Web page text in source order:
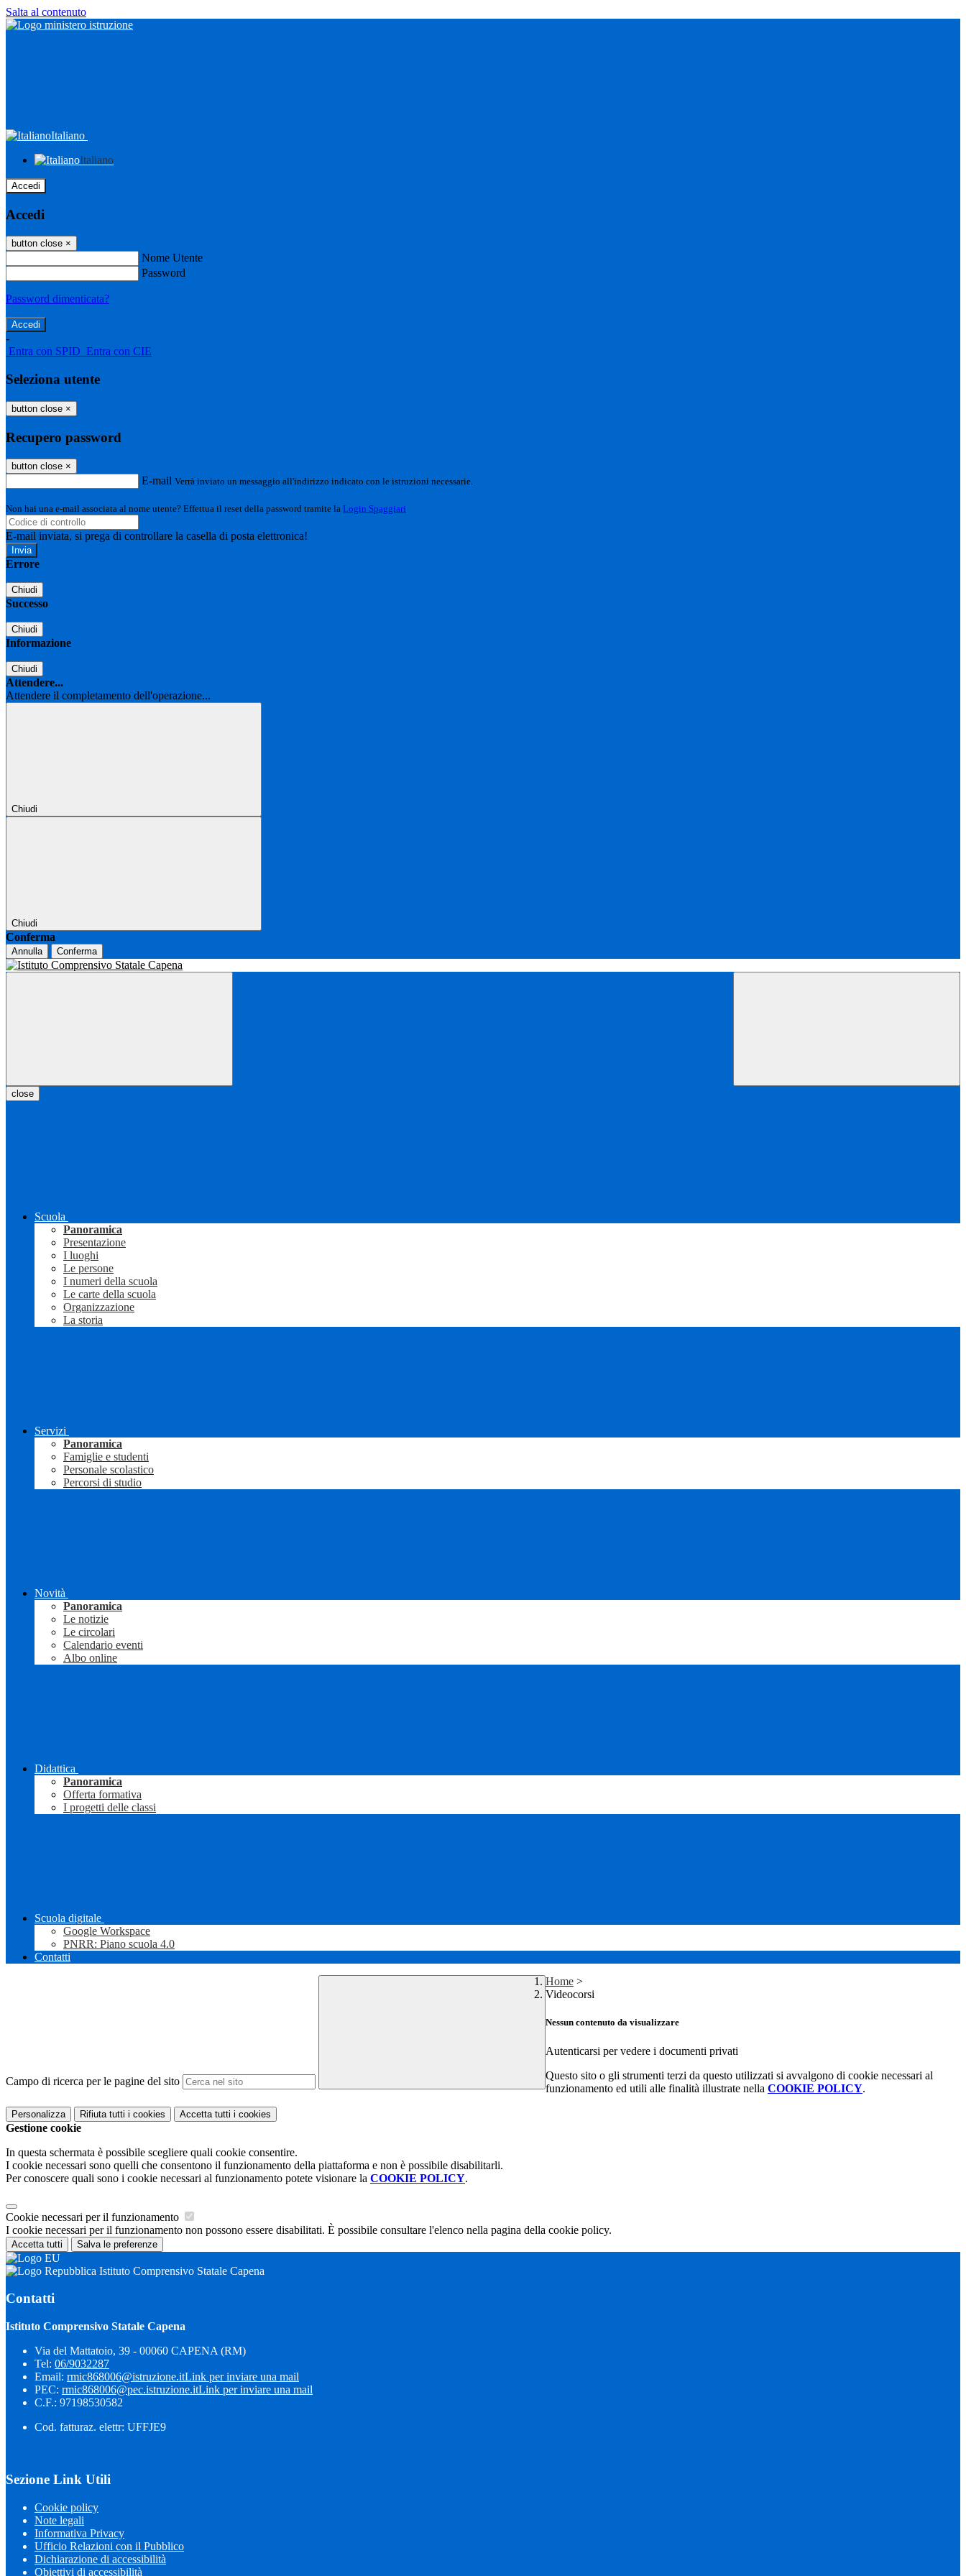
Salta al contenuto
Italiano
Italiano
Accedi
Accedi
button close ×
Nome Utente
Password
Password dimenticata?
-
Entra con SPID Entra con CIE
Seleziona utente
button close ×
Recupero password
button close ×
E-mail Verrà inviato un messaggio all'indirizzo indicato con le istruzioni necessarie.
Non hai una e-mail associata al nome utente? Effettua il reset della password tramite la Login Spaggiari
E-mail inviata, si prega di controllare la casella di posta elettronica!
Errore
Chiudi
Successo
Chiudi
Informazione
Chiudi
Attendere...
Attendere il completamento dell'operazione...
Chiudi
Chiudi
Conferma
Annulla Conferma
close
Scuola
Panoramica
Presentazione
I luoghi
Le persone
I numeri della scuola
Le carte della scuola
Organizzazione
La storia
Servizi
Panoramica
Famiglie e studenti
Personale scolastico
Percorsi di studio
Novità
Panoramica
Le notizie
Le circolari
Calendario eventi
Albo online
Didattica
Panoramica
Offerta formativa
I progetti delle classi
Scuola digitale
Google Workspace
PNRR: Piano scuola 4.0
Contatti
Campo di ricerca per le pagine del sito
Home >
Videocorsi
Nessun contenuto da visualizzare
Autenticarsi per vedere i documenti privati
Questo sito o gli strumenti terzi da questo utilizzati si avvalgono di cookie necessari al
funzionamento ed utili alle finalità illustrate nella COOKIE POLICY.
Personalizza Rifiuta tutti i cookies Accetta tutti i cookies
Gestione cookie
In questa schermata è possibile scegliere quali cookie consentire.
I cookie necessari sono quelli che consentono il funzionamento della piattaforma e non è possibile disabilitarli.
Per conoscere quali sono i cookie necessari al funzionamento potete visionare la COOKIE POLICY.
Cookie necessari per il funzionamento
I cookie necessari per il funzionamento non possono essere disabilitati. È possibile consultare l'elenco nella pagina della cookie policy.
Accetta tutti Salva le preferenze
Istituto Comprensivo Statale Capena
Contatti
Istituto Comprensivo Statale Capena
Via del Mattatoio, 39 - 00060 CAPENA (RM)
Tel: 06/9032287
Email: rmic868006@istruzione.itLink per inviare una mail
PEC: rmic868006@pec.istruzione.itLink per inviare una mail
C.F.: 97198530582
Cod. fatturaz. elettr: UFFJE9
Sezione Link Utili
Cookie policy
Note legali
Informativa Privacy
Ufficio Relazioni con il Pubblico
Dichiarazione di accessibilità
Obiettivi di accessibilità